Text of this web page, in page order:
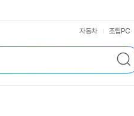
검
색
자동차 조립PC